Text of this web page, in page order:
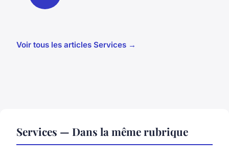
Voir tous les articles Services →
Services — Dans la même rubrique